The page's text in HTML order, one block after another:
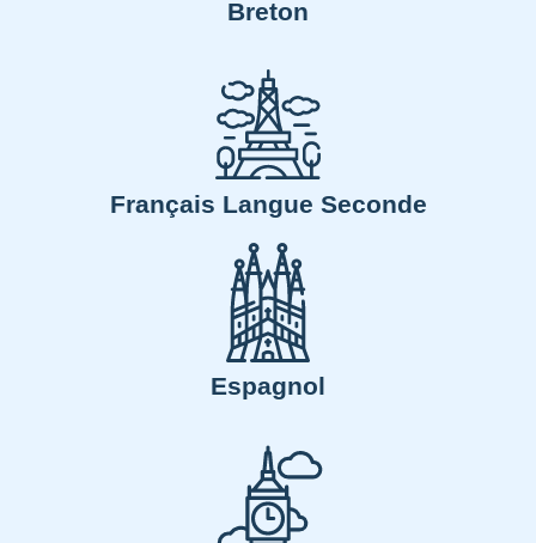
Breton
Français Langue Seconde
Espagnol